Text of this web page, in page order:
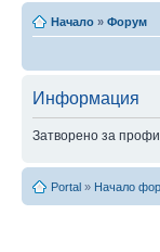
Начало » Форум
Информация
Затворено за
Portal » Начало